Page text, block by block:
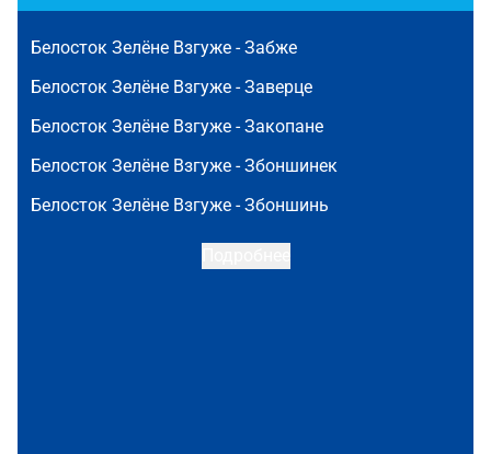
Белосток Зелёне Взгуже -Забже
Белосток Зелёне Взгуже -Заверце
Белосток Зелёне Взгуже -Закопане
Белосток Зелёне Взгуже -Збоншинек
Белосток Зелёне Взгуже -Збоншинь